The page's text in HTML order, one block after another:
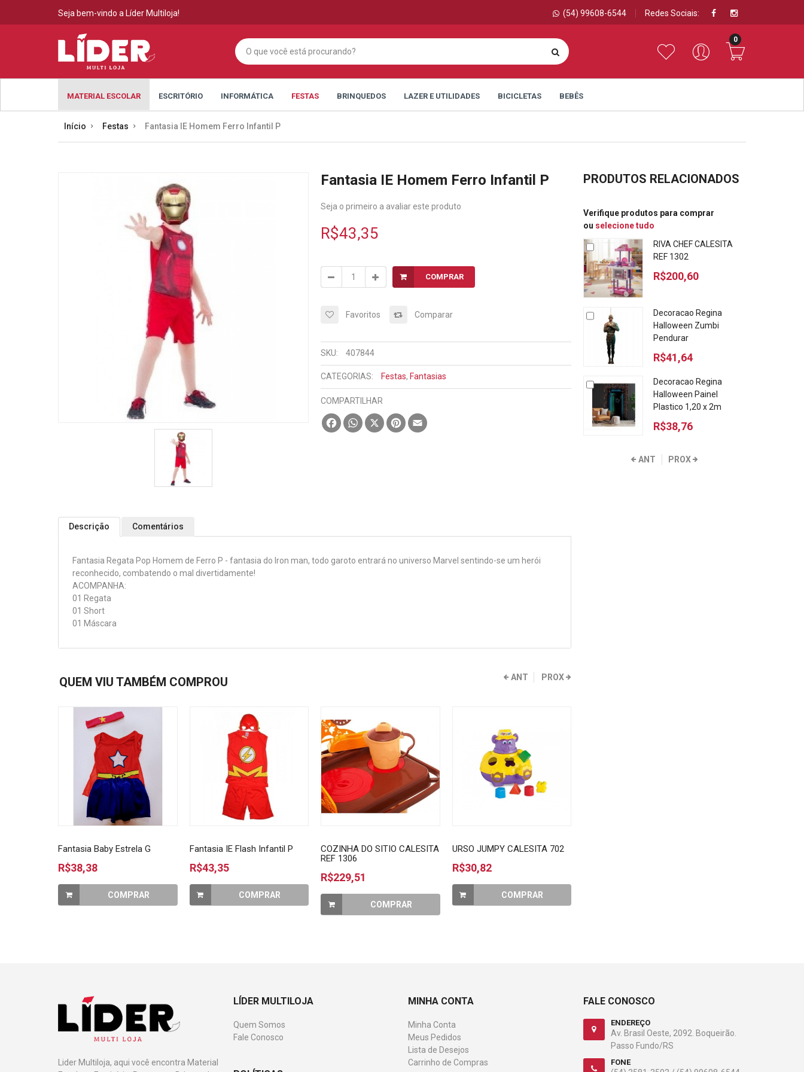
Seja bem-vindo a Líder Multiloja! Redes Sociais:
(54) 99608-6544
0
MATERIAL ESCOLAR ESCRITÓRIO INFORMÁTICA FESTAS BRINQUEDOS LAZER E UTILIDADES BICICLETAS BEBÊS
Início Festas Fantasia IE Homem Ferro Infantil P
Fantasia IE Homem Ferro Infantil P
Seja o primeiro a avaliar este produto
R$43,35
COMPRAR
Favoritos Comparar
SKU: 407844
CATEGORIAS: Festas, Fantasias
COMPARTILHAR
FacebookWhatsApp
X PinterestEmail
Descrição Comentários
Fantasia Regata Pop Homem de Ferro P - fantasia do Iron man, todo garoto entrará no universo Marvel sentindo-se um herói
reconhecido, combatendo o mal divertidamente!
ACOMPANHA:
01 Regata
01 Short
01 Máscara
QUEM VIU TAMBÉM COMPROU
Fantasia Baby Estrela G
R$38,38
COMPRAR
Fantasia IE Flash Infantil P
R$43,35
COMPRAR
COZINHA DO SITIO CALESITA
REF 1306
R$229,51
COMPRAR
URSO JUMPY CALESITA 702
R$30,82
COMPRAR
ANT PROX
PRODUTOS RELACIONADOS
Verifique produtos para comprar
ou selecione tudo
RIVA CHEF CALESITA
REF 1302
R$200,60
Decoracao Regina
Halloween Zumbi
Pendurar
R$41,64
Decoracao Regina
Halloween Painel
Plastico 1,20 x 2m
R$38,76
ANT PROX
Lider Multiloja, aqui você encontra Material
LÍDER MULTILOJA
Quem Somos
Fale Conosco
MINHA CONTA
Minha Conta
Meus Pedidos
Lista de Desejos
Carrinho de Compras
FALE CONOSCO
ENDEREÇO
Av. Brasil Oeste, 2092. Boqueirão.
Passo Fundo/RS
FONE